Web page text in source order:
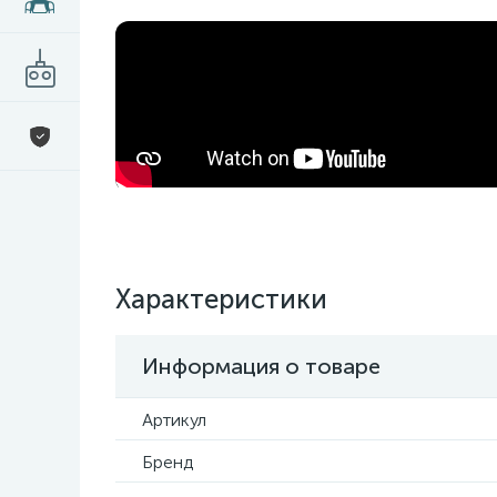
Характеристики
Информация о товаре
Артикул
Бренд